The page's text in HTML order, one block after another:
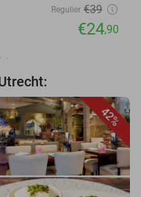
Regulier €39
€24,90
42%